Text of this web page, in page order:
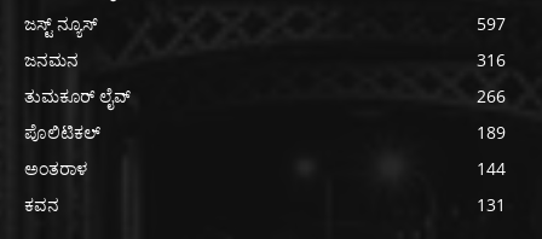
ಜಸ್ಟ್ ನ್ಯೂಸ್
597
ಜನಮನ
316
ತುಮಕೂರ್ ಲೈವ್
266
ಪೊಲಿಟಿಕಲ್
189
ಅಂತರಾಳ
144
ಕವನ
131